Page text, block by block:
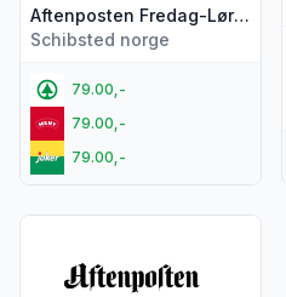
Aftenposten Fredag-Lørdag
Schibsted norge
79.00,-
79.00,-
79.00,-